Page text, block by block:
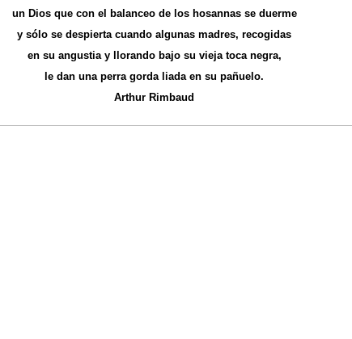
un Dios que con el balanceo de los hosannas se duerme
y sólo se despierta cuando algunas madres, recogidas
en su angustia y llorando bajo su vieja toca negra,
le dan una perra gorda liada en su pañuelo.
Arthur Rimbaud